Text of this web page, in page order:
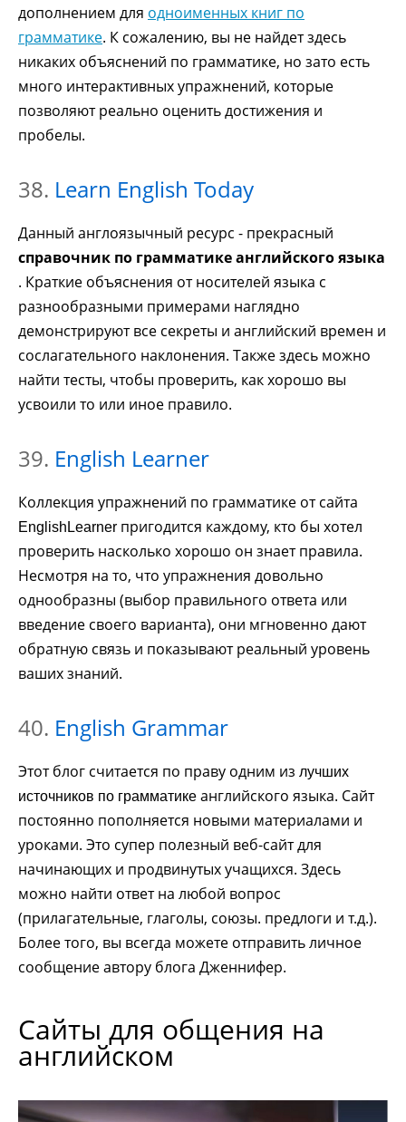
дополнением для одноименных книг по
грамматике. К сожалению, вы не найдет здесь
никаких объяснений по грамматике, но зато есть
много интерактивных упражнений, которые
позволяют реально оценить достижения и
пробелы.
38. Learn English Today
Данный англоязычный ресурс - прекрасный
справочник по грамматике английского языка
. Краткие объяснения от носителей языка с
разнообразными примерами наглядно
демонстрируют все секреты и английский времен и
сослагательного наклонения. Также здесь можно
найти тесты, чтобы проверить, как хорошо вы
усвоили то или иное правило.
39. English Learner
Коллекция упражнений по грамматике от сайта
EnglishLearner пригодится каждому, кто бы хотел
проверить насколько хорошо он знает правила.
Несмотря на то, что упражнения довольно
однообразны (выбор правильного ответа или
введение своего варианта), они мгновенно дают
обратную связь и показывают реальный уровень
ваших знаний.
40. English Grammar
Этот блог считается по праву одним из лучших
источников по грамматике английского языка. Сайт
постоянно пополняется новыми материалами и
уроками. Это супер полезный веб-сайт для
начинающих и продвинутых учащихся. Здесь
можно найти ответ на любой вопрос
(прилагательные, глаголы, союзы. предлоги и т.д.).
Более того, вы всегда можете отправить личное
сообщение автору блога Дженнифер.
Сайты для общения на
английском